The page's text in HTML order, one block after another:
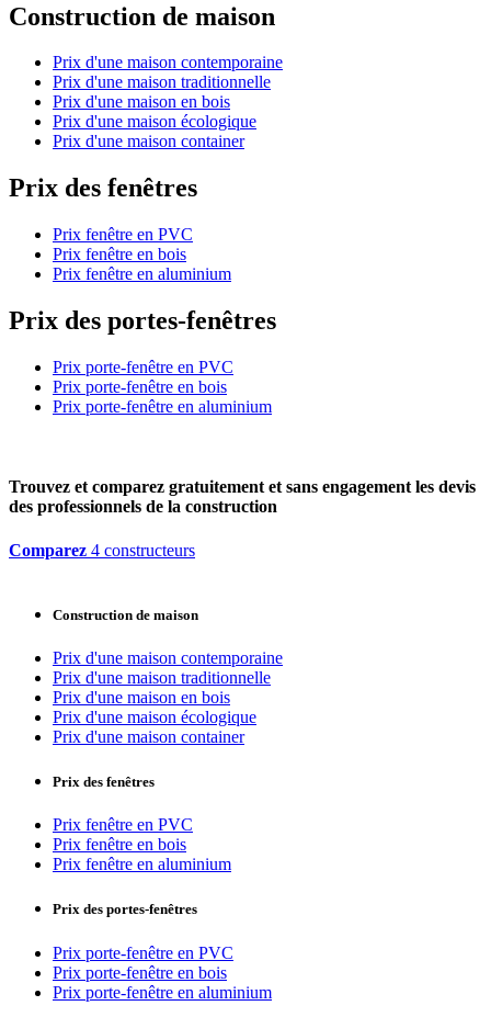
Construction de maison
Prix d'une maison contemporaine
Prix d'une maison traditionnelle
Prix d'une maison en bois
Prix d'une maison écologique
Prix d'une maison container
Prix des fenêtres
Prix fenêtre en PVC
Prix fenêtre en bois
Prix fenêtre en aluminium
Prix des portes-fenêtres
Prix porte-fenêtre en PVC
Prix porte-fenêtre en bois
Prix porte-fenêtre en aluminium
Trouvez et comparez gratuitement et sans engagement les devis
des professionnels de la construction
Comparez 4 constructeurs
Construction de maison
Prix d'une maison contemporaine
Prix d'une maison traditionnelle
Prix d'une maison en bois
Prix d'une maison écologique
Prix d'une maison container
Prix des fenêtres
Prix fenêtre en PVC
Prix fenêtre en bois
Prix fenêtre en aluminium
Prix des portes-fenêtres
Prix porte-fenêtre en PVC
Prix porte-fenêtre en bois
Prix porte-fenêtre en aluminium